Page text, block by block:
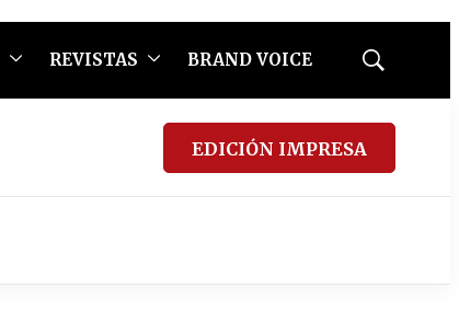
REVISTAS BRAND VOICE
Mostrar
EDICIÓN IMPRESA